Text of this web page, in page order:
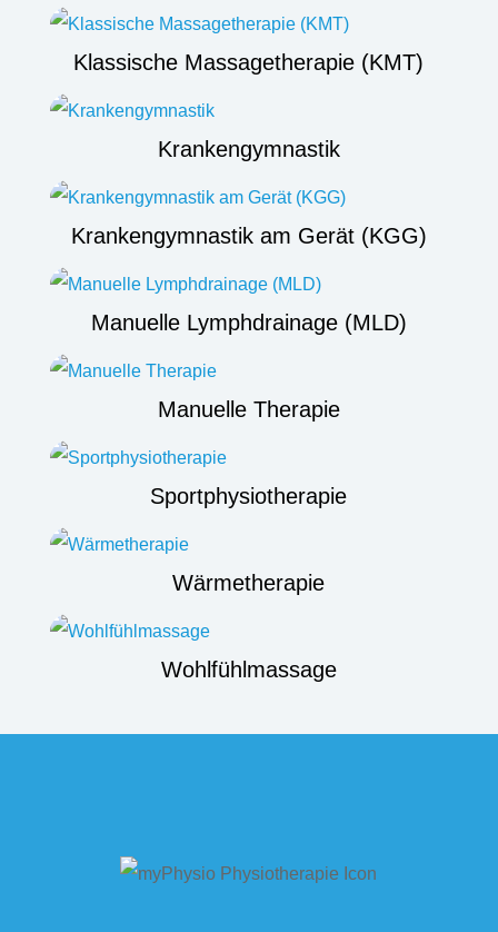
Klassische Massagetherapie (KMT)
Krankengymnastik
Krankengymnastik am Gerät (KGG)
Manuelle Lymphdrainage (MLD)
Manuelle Therapie
Sportphysiotherapie
Wärmetherapie
Wohlfühlmassage